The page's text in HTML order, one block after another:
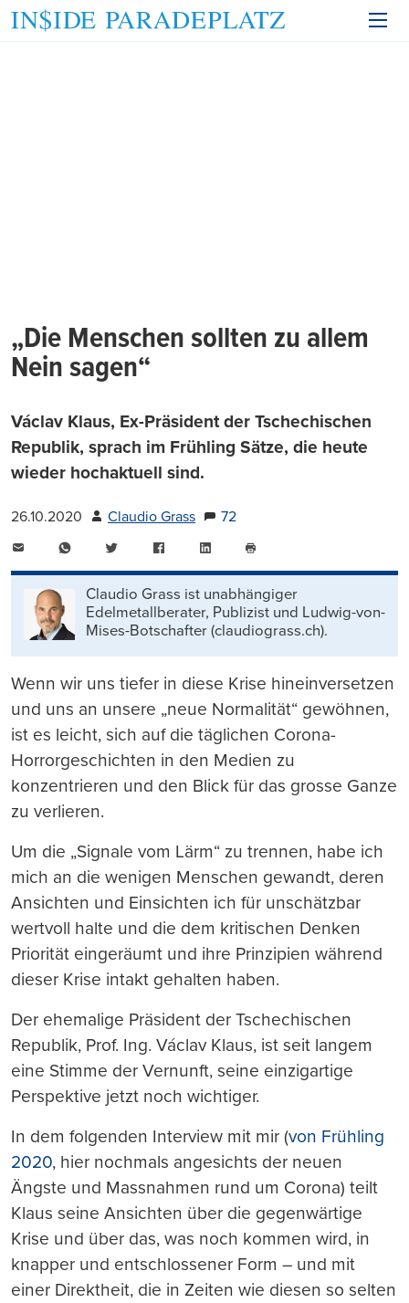
„Die Menschen sollten zu allem
Nein sagen“
Václav Klaus, Ex-Präsident der Tschechischen
Republik, sprach im Frühling Sätze, die heute
wieder hochaktuell sind.
26.10.2020 Claudio Grass
72
WhatsAppTwitter FacebookLinkedIn
drucken
Claudio Grass ist unabhängiger
Edelmetallberater, Publizist und Ludwig-von-
Mises-Botschafter (claudiograss.ch).
Wenn wir uns tiefer in diese Krise hineinversetzen
und uns an unsere „neue Normalität“ gewöhnen,
ist es leicht, sich auf die täglichen Corona-
Horrorgeschichten in den Medien zu
konzentrieren und den Blick für das grosse Ganze
zu verlieren.
Um die „Signale vom Lärm“ zu trennen, habe ich
mich an die wenigen Menschen gewandt, deren
Ansichten und Einsichten ich für unschätzbar
wertvoll halte und die dem kritischen Denken
Priorität eingeräumt und ihre Prinzipien während
dieser Krise intakt gehalten haben.
Der ehemalige Präsident der Tschechischen
Republik, Prof. Ing. Václav Klaus, ist seit langem
eine Stimme der Vernunft, seine einzigartige
Perspektive jetzt noch wichtiger.
In dem folgenden Interview mit mir (von Frühling
2020, hier nochmals angesichts der neuen
Ängste und Massnahmen rund um Corona) teilt
Klaus seine Ansichten über die gegenwärtige
Krise und über das, was noch kommen wird, in
knapper und entschlossener Form – und mit
einer Direktheit, die in Zeiten wie diesen so selten